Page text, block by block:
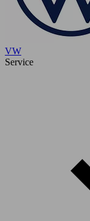
VW
Service